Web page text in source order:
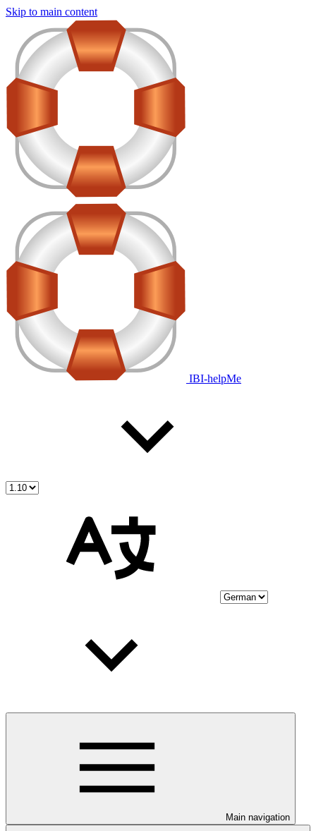
Skip to main content
IBI-helpMe
Main navigation